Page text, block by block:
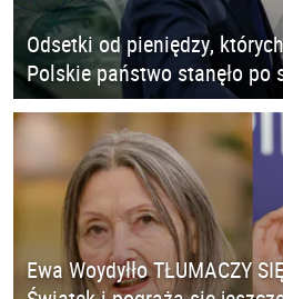
Odsetki od pieniędzy,
Polskie państwo stanęło po
Ewa Woydyłło TŁUMACZY